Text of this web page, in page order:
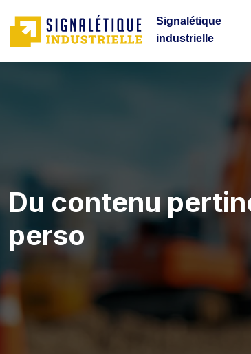
Signalétique
industrielle
Du contenu
perso